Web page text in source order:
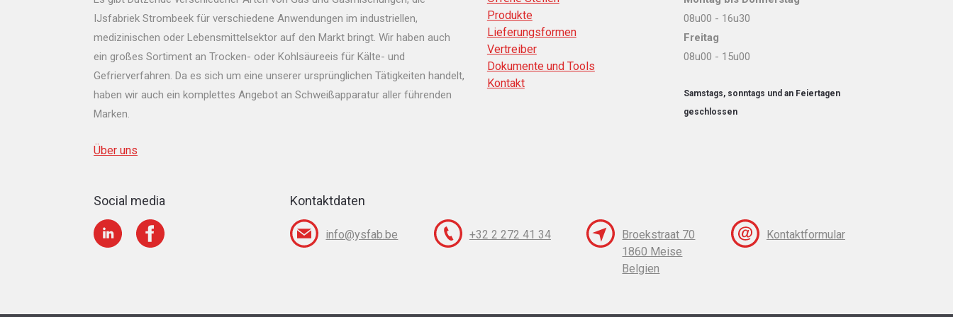
IJsfabriek Strombeek für verschiedene Anwendungen im industriellen,
medizinischen oder Lebensmittelsektor auf den Markt bringt. Wir haben auch
ein großes Sortiment an Trocken- oder Kohlsäureeis für Kälte- und
Gefrierverfahren. Da es sich um eine unserer ursprünglichen Tätigkeiten handelt,
haben wir auch ein komplettes Angebot an Schweißapparatur aller führenden
Marken.
Über uns
Produkte
Lieferungsformen
Vertreiber
Dokumente und Tools
Kontakt
08u00 - 16u30
Freitag
08u00 - 15u00
Samstags, sonntags und an Feiertagen
geschlossen
Social media Kontaktdaten
info@ysfab.be +32 2 272 41 34
Broekstraat 70
1860 Meise
Belgien
Kontaktformular